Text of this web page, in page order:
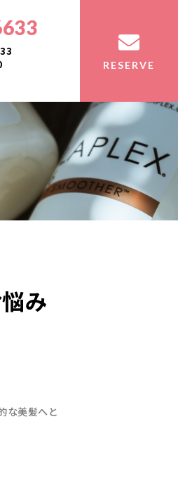
RESERVE
み
な美髪へと